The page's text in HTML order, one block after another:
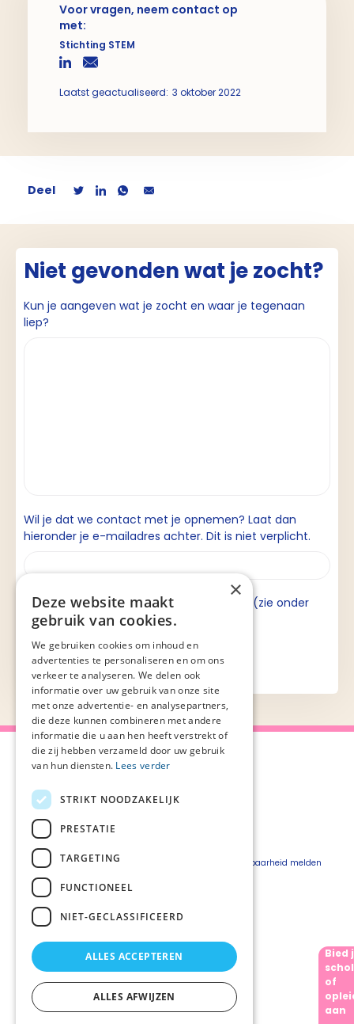
Voor vragen, neem contact op
met:
Stichting STEM
Laatst geactualiseerd: 3 oktober 2022
Deel
Niet gevonden wat je zocht?
Kun je aangeven wat je zocht en waar je tegenaan
liep?
Wil je dat we contact met je opnemen? Laat dan
hieronder je e-mailadres achter. Dit is niet verplicht.
Ik ga akkoord met de privacyverklaring (zie onder
aan de pagina).
Over Palliaweb
Over PZNL
Pers
Vacatures
Webshop
Privacyverklaring
Beveiligingskwetsbaarheid melden
Bied
of
aan
×
Deze website maakt
gebruik van cookies.
We gebruiken cookies om inhoud en
advertenties te personaliseren en om ons
verkeer te analyseren. We delen ook
informatie over uw gebruik van onze site
met onze advertentie- en analysepartners,
die deze kunnen combineren met andere
informatie die u aan hen heeft verstrekt of
die zij hebben verzameld door uw gebruik
van hun diensten. Lees verder
STRIKT NOODZAKELIJK
PRESTATIE
TARGETING
FUNCTIONEEL
NIET-GECLASSIFICEERD
ALLES ACCEPTEREN
ALLES AFWIJZEN